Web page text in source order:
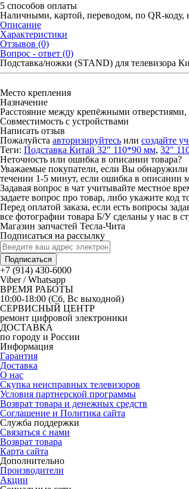
5 способов оплаты
Наличными, картой, переводом, по QR-коду,
Описание
Характеристики
Отзывов (0)
Вопрос - ответ (0)
Подставка/ножки (STAND) для телевизора
Место крепления
Назначение
Расстояние между крепёжными
Совместимость с устройствами
Написать отзыв
Пожалуйста авторизируйтесь или создайте
Теги: Подставка Китай 32" 110*90 мм, 32"
Неточность или ошибка в описании товара?
Уважаемые покупатели, если Вы обнаружили
течении 1-5 минут, если ошибка в описании
Задавая вопрос в чат учитывайте местное
задаете вопрос про товар, либо укажите код
Перед оплатой заказа, если есть вопросы
все фотографии товара Б/У сделаны у нас в
Магазин запчастей Тесла-Чита
Подписаться на рассылку
Подписаться
+7 (914) 430-6000
Viber / Whatsapp
ВРЕМЯ РАБОТЫ
10:00-18:00 (Сб, Вс выходной)
СЕРВИСНЫЙ ЦЕНТР
ремонт цифровой электроники
ДОСТАВКА
по городу и России
Информация
Гарантия
Доставка
О нас
Скупка неисправных телевизоров
Условия партнерской программы
Возврат товара и денежных средств
Соглашение и Политика сайта
Служба поддержки
Связаться с нами
Возврат товара
Карта сайта
Дополнительно
Производители
Акции